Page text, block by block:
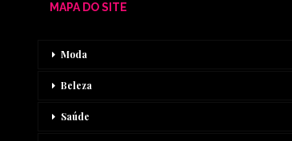
MAPA DO SITE
Moda
Beleza
Saúde